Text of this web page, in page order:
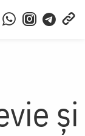
și